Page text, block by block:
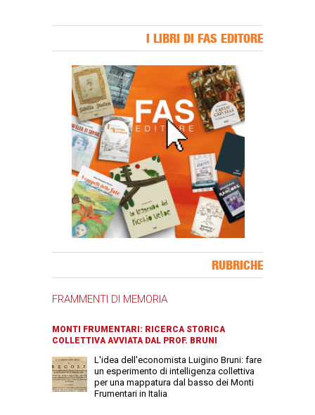
I LIBRI DI FAS EDITORE
RUBRICHE
FRAMMENTI DI MEMORIA
MONTI FRUMENTARI: RICERCA STORICA
COLLETTIVA AVVIATA DAL PROF. BRUNI
L'idea dell'economista Luigino Bruni: fare
un esperimento di intelligenza collettiva
per una mappatura dal basso dei Monti
Frumentari in Italia